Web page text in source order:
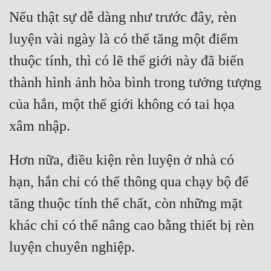
Nếu thật sự dễ dàng như trước đây, rèn
luyện vài ngày là có thể tăng một điểm
thuộc tính, thì có lẽ thế giới này đã biến
thành hình ảnh hòa bình trong tưởng tượng
của hắn, một thế giới không có tai họa
Hơn nữa, điều kiện rèn luyện ở nhà có
hạn, hắn chỉ có thể thông qua chạy bộ để
tăng thuộc tính thể chất, còn những mặt
khác chỉ có thể nâng cao bằng thiết bị rèn